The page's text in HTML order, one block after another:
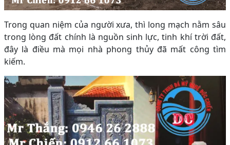
Trong quan niệm của người xưa, thì long mạch nằm sâu
trong lòng đất chính là nguồn sinh lực, tinh khí trời đất,
đây là điều mà mọi nhà phong thủy đã mất công tìm
kiếm.